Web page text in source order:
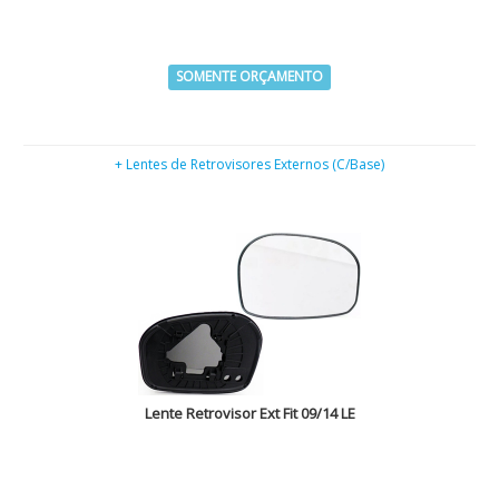
SOMENTE ORÇAMENTO
+ Lentes de Retrovisores Externos (C/Base)
Lente Retrovisor Ext Fit 09/14 LE